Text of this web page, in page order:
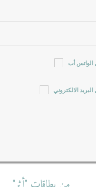
الواتس أب
الالكتروني